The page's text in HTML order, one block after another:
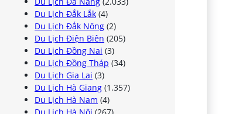
Du Lịch Đắk Lắk (4)
Du Lịch Đắk Nông (2)
Du Lịch Điện Biên (205)
Du Lịch Đồng Nai (3)
Du Lịch Đồng Tháp (34)
Du Lịch Gia Lai (3)
Du Lịch Hà Giang (1.357)
Du Lịch Hà Nam (4)